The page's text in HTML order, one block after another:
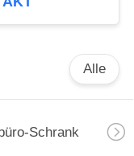
Alle
Schrank